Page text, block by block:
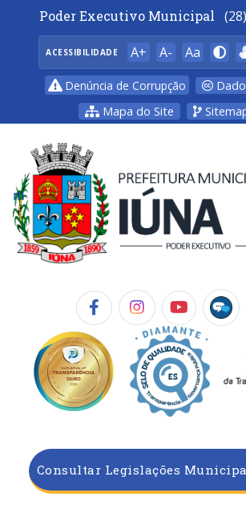
Poder Executivo Municipal
ACESSIBILIDADE A+ A- Aa
Denúncia de Corrupção
Mapa do Site
Consultar Legislações